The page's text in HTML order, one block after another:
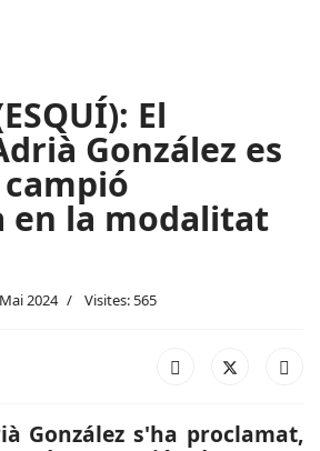
El
González es
en la modalitat
2024 Visites: 565
González s'ha proclamat,